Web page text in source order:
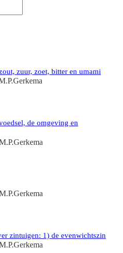
zuur, zoet, bitter en umami
de omgeving en
zintuigen: 1) de evenwichtszin